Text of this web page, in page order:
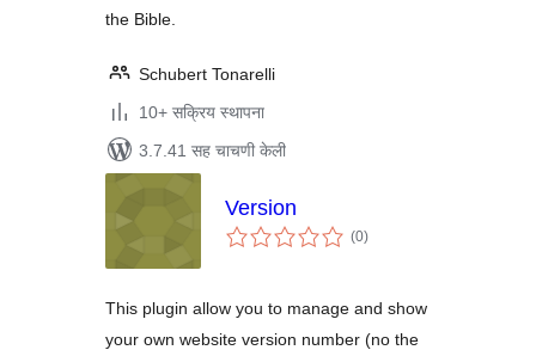
the Bible.
Schubert Tonarelli
10+ सक्रिय स्थापना
3.7.41 सह चाचणी केली
Version
(0एकूण
मूल्यांकन
)
This plugin allow you to manage and show
your own website version number (no the